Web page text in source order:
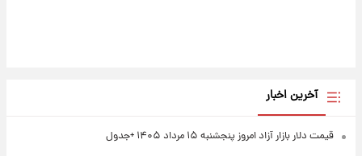
آخرین اخبار
قیمت دلار بازار آزاد امروز پنجشنبه ۱۵ مرداد ۱۴۰۵ +جدول